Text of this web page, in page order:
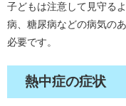
子どもは注意して見守る
病、糖尿病などの病気の
必要です。
熱中症の症状